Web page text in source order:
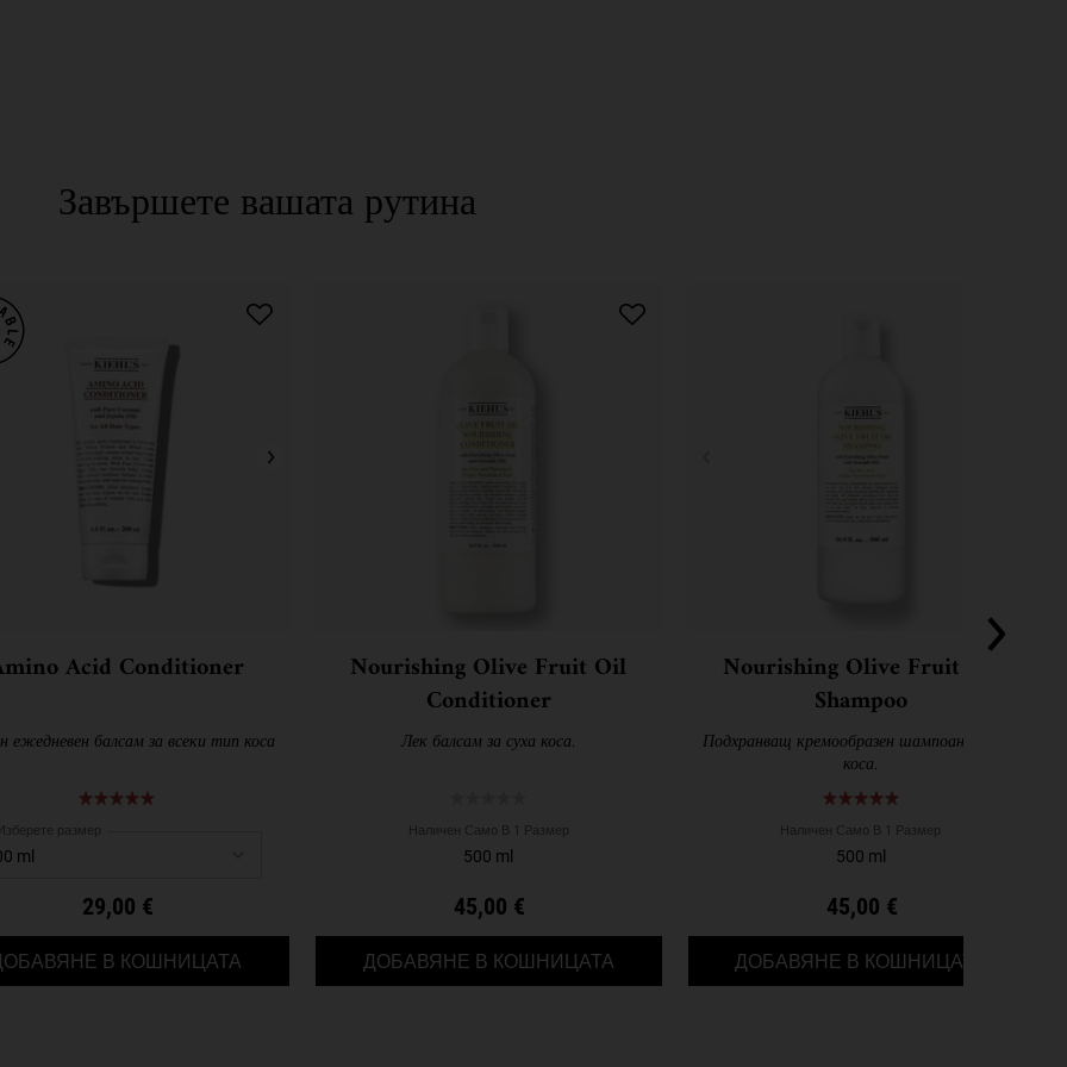
Завършете вашата рутина
Acid Conditioner
ежедневен балсам за всеки тип коса
Изберете размер
29,00 €
В КОШНИЦАТА AMINO ACID CONDITIONER
Nourishing Olive Fruit Oil
Conditioner
Лек балсам за суха коса.
Наличен Само В 1 Размер
500 ml
45,00 €
ДОБАВЯНЕ В КОШНИЦАТА NOURISHING OLIVE FRUIT OIL CONDITIONER
Nourishing Olive Fruit Oil
Shampoo
Подхранващ кремообразен шампоан за суха
коса.
Наличен Само В 1 Размер
500 ml
45,00 €
ДОБАВЯНЕ В КОШНИЦАТА